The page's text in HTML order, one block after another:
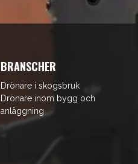
BRANSCHER
Drönare i skogsbruk
Drönare inom bygg och
anläggning